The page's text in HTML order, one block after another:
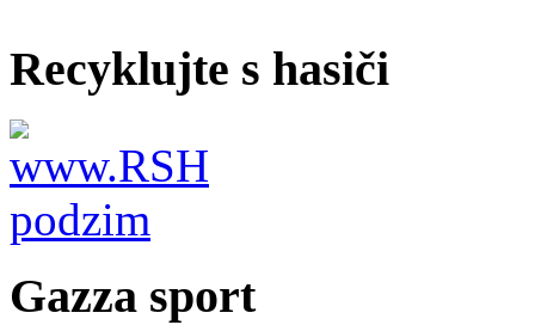
Recyklujte s hasiči
Gazza sport